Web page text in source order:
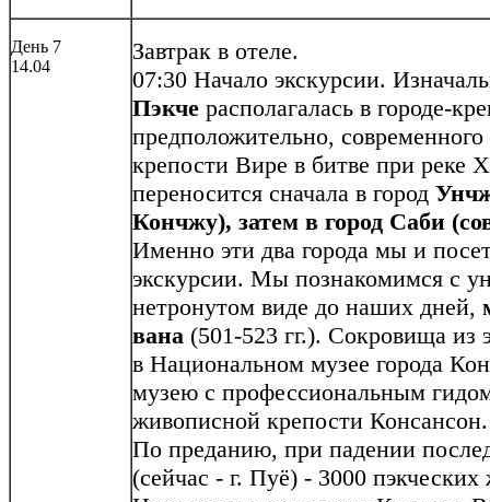
День 7
14.04
Завтрак в отеле.
07:30 Начало экскурсии.
Пэкче располагалась в городе-
предположительно,
крепости Вире в битве при реке
переносится сначала в город
Кончжу), затем в город Саби
Именно эти два города мы и
экскурсии. Мы познакомимся с
нетронутом виде до наших дней,
вана (501-523 гг.). Сокровища из
в Национальном музее города
музею с профессиональным
живописной крепости Консансон.
По преданию, при падении
(сейчас - г. Пуё) - 3000